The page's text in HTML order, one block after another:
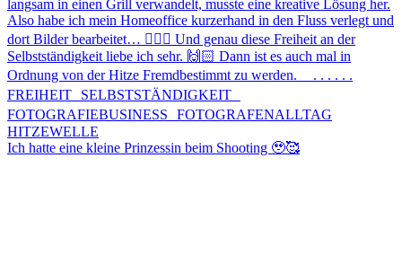
Ich hatte eine kleine Prinzessin beim Shooting 🥹🥰